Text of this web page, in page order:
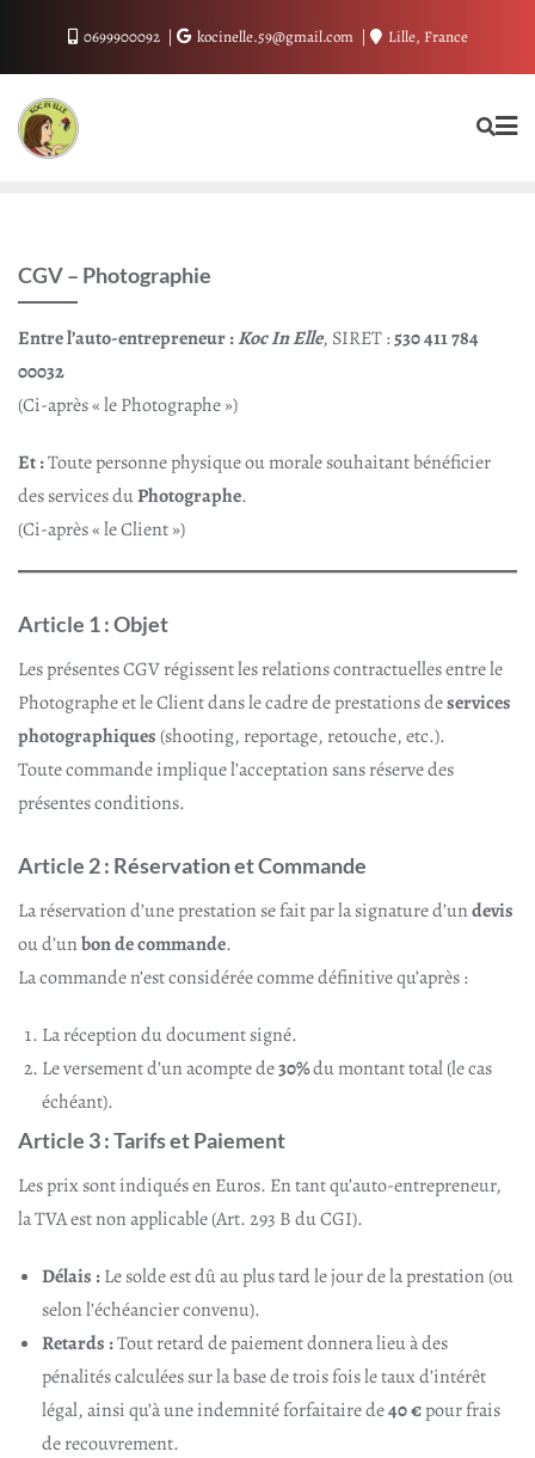
content
0699900092 kocinelle.59@gmail.com Lille, France
CGV – Photographie
Entre l’auto-entrepreneur :Koc In Elle, SIRET :530 411 784
00032
(Ci-après « le Photographe »)
Et :Toute personne physique ou morale souhaitant bénéficier
des services duPhotographe.
(Ci-après « le Client »)
Article 1 : Objet
Les présentes CGV régissent les relations contractuelles entre le
Photographe et le Client dans le cadre de prestations deservices
photographiques (shooting, reportage, retouche, etc.).
Toute commande implique l’acceptation sans réserve des
présentes conditions.
Article 2 : Réservation et Commande
La réservation d’une prestation se fait par la signature d’undevis
ou d’unbon de commande.
La commande n’est considérée comme définitive qu’après :
La réception du document signé.
Le versement d’un acompte de30%du montant total (le cas
échéant).
Article 3 : Tarifs et Paiement
Les prix sont indiqués en Euros. En tant qu’auto-entrepreneur,
la TVA est non applicable (Art. 293 B du CGI).
Délais :Le solde est dû au plus tard le jour de la prestation (ou
selon l’échéancier convenu).
Retards :Tout retard de paiement donnera lieu à des
pénalités calculées sur la base de trois fois le taux d’intérêt
légal, ainsi qu’à une indemnité forfaitaire de40 €pour frais
de recouvrement.